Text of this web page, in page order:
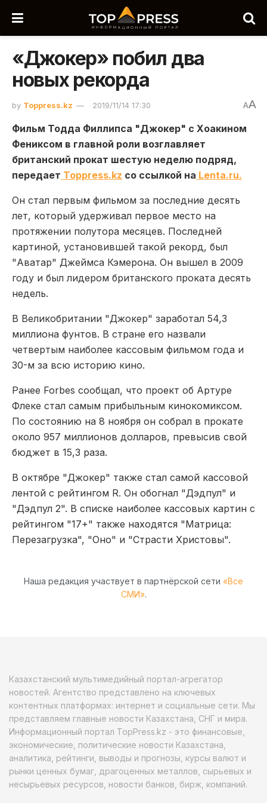
«Джокер» побил два
новых рекорда
by Toppress.kz 2019/11/14 17:30 AA
Фильм Тодда Филлипса "Джокер" с Хоакином
Фениксом в главной роли возглавляет
британский прокат шестую неделю подряд,
передает Toppress.kz со ссылкой на Lenta.ru.
Он стал первым фильмом за последние десять
лет, который удерживал первое место на
протяжении полутора месяцев. Последней
картиной, установившей такой рекорд, был
"Аватар" Джеймса Кэмерона. Он вышел в 2009
году и был лидером британского проката десять
недель.
В Великобритании "Джокер" заработал 54,3
миллиона фунтов. В стране его назвали
четвертым наиболее кассовым фильмом года и
30-м за всю историю кино.
Ранее Forbes сообщал, что проект об Артуре
Флеке стал самым прибыльным кинокомиксом.
По состоянию на 8 ноября он собрал в прокате
около 957 миллионов долларов, превысив свой
бюджет в 15,3 раза.
В октябре "Джокер" также стал самой кассовой
лентой с рейтингом R. Он обогнал "Дэдпул" и
"Дэдпул 2". В списке наиболее кассовых картин с
рейтингом "17+" также находятся "Матрица:
Перезагрузка", "Оно" и "Страсти Христовы".
Наша редакция участвует в партнёрской сети «Все
СМИ».
Казахстанский мультимедийный портал-агрегатор
новостей. Агентство представлено на ключевых
контентных платформах: интернет и социальные сети. Мы
представляем главные новости Казахстана, СНГ и мира.
Информационный портал TopPress.kz - это финансовые,
экономические, политические новости Казахстана,
аналитика, рейтинги, выводы и прогнозы, курсы валют и
рынки ценных бумаг, драгоценных металлов, сырьевых и
несырьевых ресурсов, новости банков, бирж, компаний.